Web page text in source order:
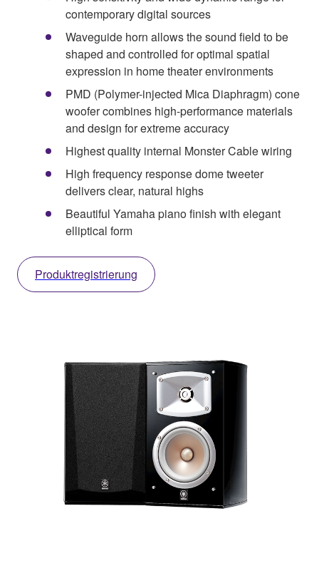
contemporary digital sources
Waveguide horn allows the sound field to be
shaped and controlled for optimal spatial
expression in home theater environments
PMD (Polymer-injected Mica Diaphragm) cone
woofer combines high-performance materials
and design for extreme accuracy
Highest quality internal Monster Cable wiring
High frequency response dome tweeter
delivers clear, natural highs
Beautiful Yamaha piano finish with elegant
elliptical form
Produktregistrierung